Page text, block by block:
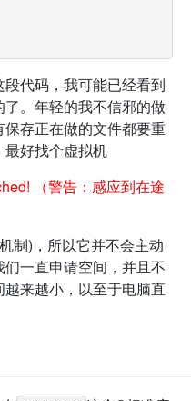
代码，我可能已经看到
。年轻的我不信邪的做
存正在做的文件都要重
好找个虚拟机
（警告：感应到在途
制)，所以它并不会主动
一直申请空间，并且不
来越小，以至于电脑直